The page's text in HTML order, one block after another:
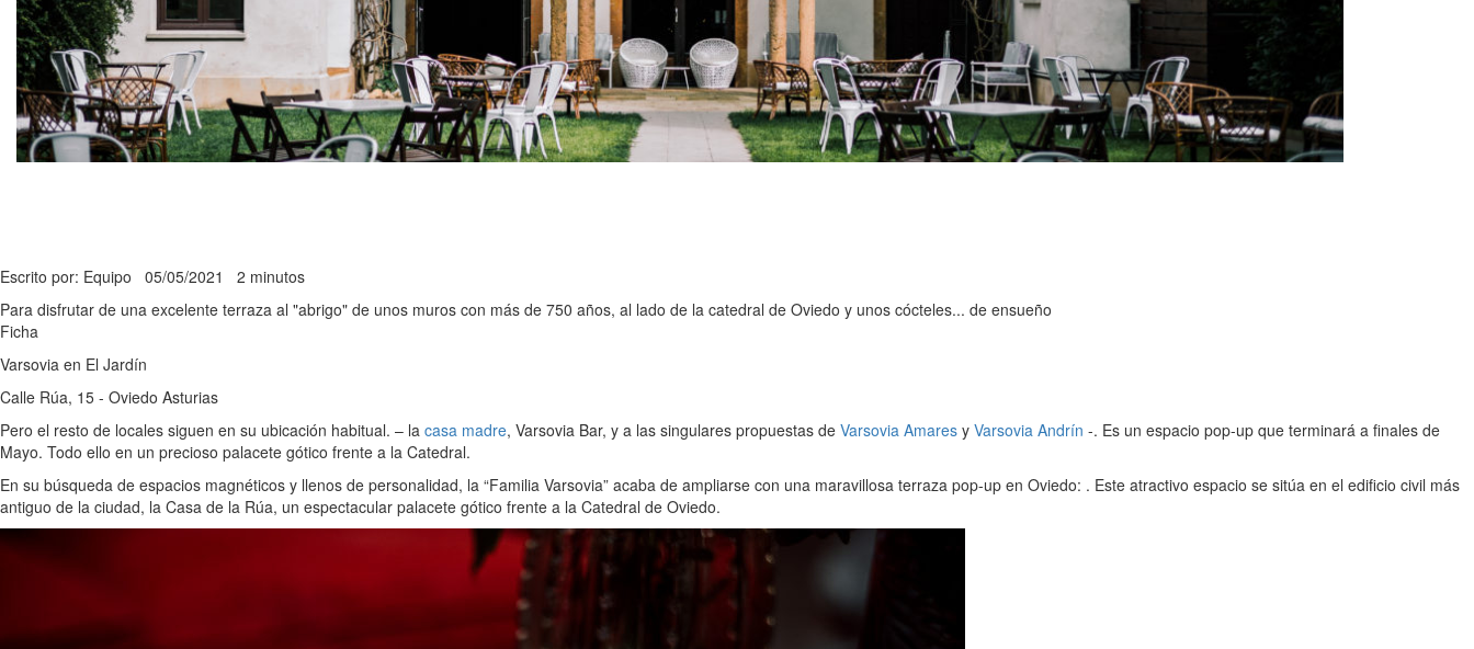
Escrito por: Equipo 05/05/2021 2 minutos
Para disfrutar de una excelente terraza al "abrigo" de unos muros con más de 750 años, al lado de la catedral de Oviedo y unos cócteles... de ensueño
Ficha
Varsovia en El Jardín
Calle Rúa, 15 - Oviedo Asturias
Pero el resto de locales siguen en su ubicación habitual. – la casa madre, Varsovia Bar, y a las singulares propuestas de Varsovia Amares y Varsovia Andrín -. Es un espacio pop-up que terminará a finales de
Mayo. Todo ello en un precioso palacete gótico frente a la Catedral.
En su búsqueda de espacios magnéticos y llenos de personalidad, la “Familia Varsovia” acaba de ampliarse con una maravillosa terraza pop-up en Oviedo: . Este atractivo espacio se sitúa en el edificio civil más
antiguo de la ciudad, la Casa de la Rúa, un espectacular palacete gótico frente a la Catedral de Oviedo.